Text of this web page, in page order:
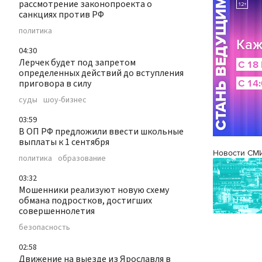
рассмотрение законопроекта о
санкциях против РФ
политика
04:30
Лерчек будет под запретом
определенных действий до вступления
приговора в силу
суды шоу-бизнес
03:59
В ОП РФ предложили ввести школьные
выплаты к 1 сентября
политика образование
03:32
Мошенники реализуют новую схему
обмана подростков, достигших
совершеннолетия
безопасность
02:58
Движение на выезде из Ярославля в
Новости